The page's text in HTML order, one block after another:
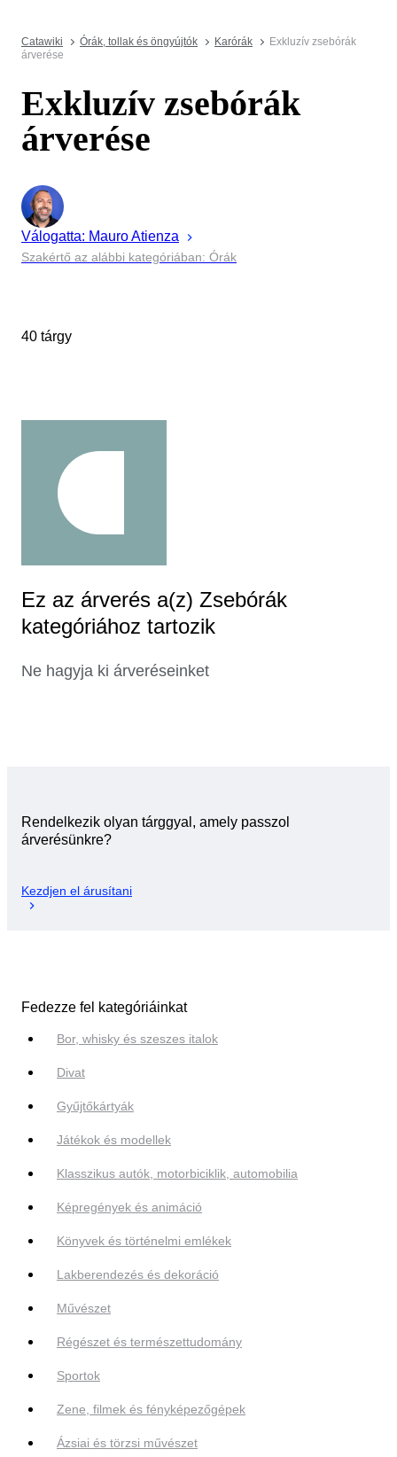
Catawiki Órák, tollak és öngyújtók Karórák
Exkluzív zsebórák
árverése
Exkluzív zsebórák
árverése
Válogatta: MauroAtienza
Szakértő az alábbi kategóriában: Órák
40 tárgy
Ez az árverés a(z) Zsebórák
kategóriához tartozik
Ne hagyja ki árveréseinket
Rendelkezik olyan tárggyal, amely passzol
árverésünkre?
Kezdjen el árusítani
Fedezze fel kategóriáinkat
Bor, whisky és szeszes italok
Divat
Gyűjtőkártyák
Játékok és modellek
Klasszikus autók, motorbiciklik, automobilia
Képregények és animáció
Könyvek és történelmi emlékek
Lakberendezés és dekoráció
Művészet
Régészet és természettudomány
Sportok
Zene, filmek és fényképezőgépek
Ázsiai és törzsi művészet